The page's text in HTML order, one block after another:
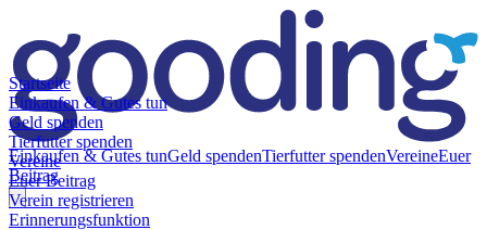
Einkaufen & Gutes tunGeld spendenTierfutter spendenVereineEuer
Beitrag
Startseite
Einkaufen & Gutes tun
Geld spenden
Tierfutter spenden
Vereine
Euer Beitrag
Verein registrieren
Erinnerungsfunktion